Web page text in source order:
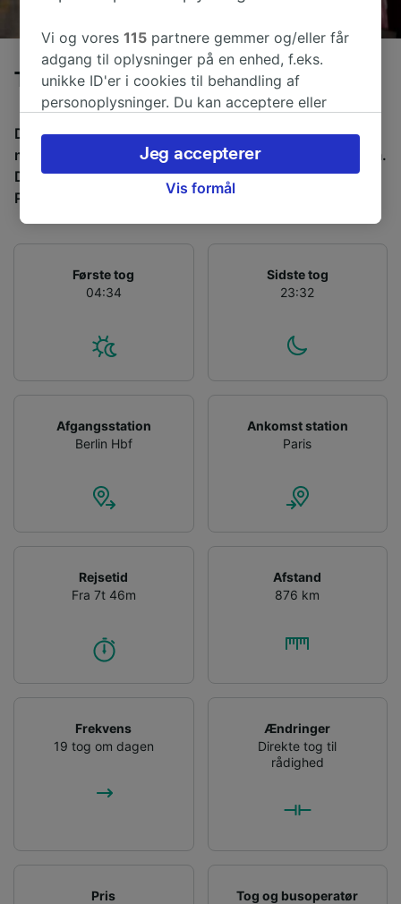
Tog fra Berlin Hbf til Paris
Den gennemsnitlige tid at rejse fra Berlin Hbf til Paris
med tog er 10t 25m over en afstand på omkring 876 km.
Der kører normalt 19 tog om dagen fra Berlin Hbf til
Paris, og billetter starter fra 400,27 kr..
Første tog
04:34
Sidste tog
23:32
Afgangsstation
Berlin Hbf
Ankomst station
Paris
Rejsetid
Fra 7t 46m
Afstand
876 km
Frekvens
19 tog om dagen
Ændringer
Direkte tog til
rådighed
Pris
Tog og busoperatør
Vi og vores115 partnere gemmer og/eller får
adgang til oplysninger på en enhed, f.eks.
unikke ID'er i cookies til behandling af
personoplysninger. Du kan acceptere eller
herunder din ret til at gøre indsigelse, hvor
legitim interesse bruges, eller når som helst på
siden om privatlivspolitik. Disse valg
sporingsformål, hvis du har bedt os om ikke at
spore dig.
Bruge præcise geografiske
enhedskarakteristika til identifikation.
enhed. Tilpasset annoncering og indhold,
annoncerings- og indholdsmåling,
Liste over partnere (leverandører)
Vis formål
Jeg accepterer